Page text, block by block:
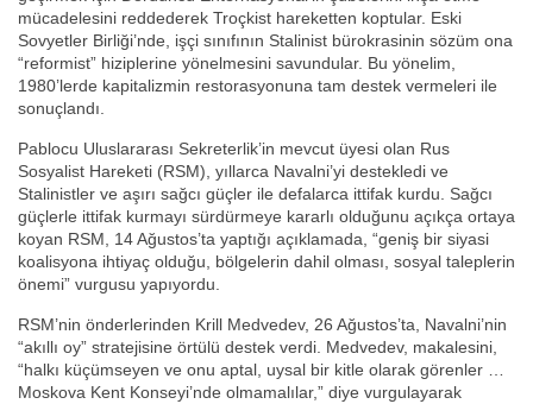
mücadelesini reddederek Troçkist hareketten koptular. Eski
Sovyetler Birliği’nde, işçi sınıfının Stalinist bürokrasinin sözüm ona
“reformist” hiziplerine yönelmesini savundular. Bu yönelim,
1980’lerde kapitalizmin restorasyonuna tam destek vermeleri ile
sonuçlandı.
Pablocu Uluslararası Sekreterlik’in mevcut üyesi olan Rus
Sosyalist Hareketi (RSM), yıllarca Navalni’yi destekledi ve
Stalinistler ve aşırı sağcı güçler ile defalarca ittifak kurdu. Sağcı
güçlerle ittifak kurmayı sürdürmeye kararlı olduğunu açıkça ortaya
koyan RSM, 14 Ağustos’ta yaptığı açıklamada, “geniş bir siyasi
koalisyona ihtiyaç olduğu, bölgelerin dahil olması, sosyal taleplerin
önemi” vurgusu yapıyordu.
RSM’nin önderlerinden Krill Medvedev, 26 Ağustos’ta, Navalni’nin
“akıllı oy” stratejisine örtülü destek verdi. Medvedev, makalesini,
“halkı küçümseyen ve onu aptal, uysal bir kitle olarak görenler …
Moskova Kent Konseyi’nde olmamalılar,” diye vurgulayarak